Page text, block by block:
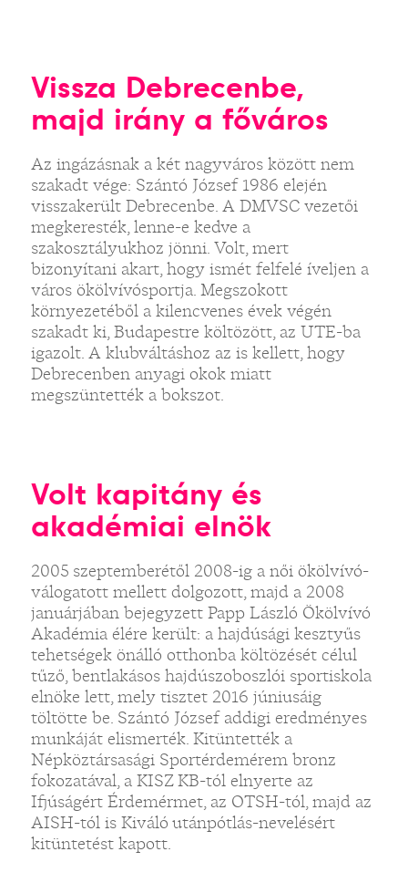
Vissza Debrecenbe,
majd irány a főváros
Az ingázásnak a két nagyváros között nem
szakadt vége: Szántó József 1986 elején
visszakerült Debrecenbe. A DMVSC vezetői
megkeresték, lenne-e kedve a
szakosztályukhoz jönni. Volt, mert
bizonyítani akart, hogy ismét felfelé íveljen a
város ökölvívósportja. Megszokott
környezetéből a kilencvenes évek végén
szakadt ki, Budapestre költözött, az UTE-ba
igazolt. A klubváltáshoz az is kellett, hogy
Debrecenben anyagi okok miatt
megszüntették a bokszot.
Volt kapitány és
akadémiai elnök
2005 szeptemberétől 2008-ig a női ökölvívó-
válogatott mellett dolgozott, majd a 2008
januárjában bejegyzett Papp László Ökölvívó
Akadémia élére került: a hajdúsági kesztyűs
tehetségek önálló otthonba költözését célul
tűző, bentlakásos hajdúszoboszlói sportiskola
elnöke lett, mely tisztet 2016 júniusáig
töltötte be. Szántó József addigi eredményes
munkáját elismerték. Kitüntették a
Népköztársasági Sportérdemérem bronz
fokozatával, a KISZ KB-tól elnyerte az
Ifjúságért Érdemérmet, az OTSH-tól, majd az
AISH-tól is Kiváló utánpótlás-nevelésért
kitüntetést kapott.